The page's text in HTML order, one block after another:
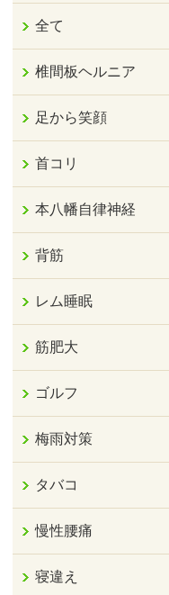
全て
椎間板ヘルニア
足から笑顔
首コリ
本八幡自律神経
背筋
レム睡眠
筋肥大
ゴルフ
梅雨対策
タバコ
慢性腰痛
寝違え